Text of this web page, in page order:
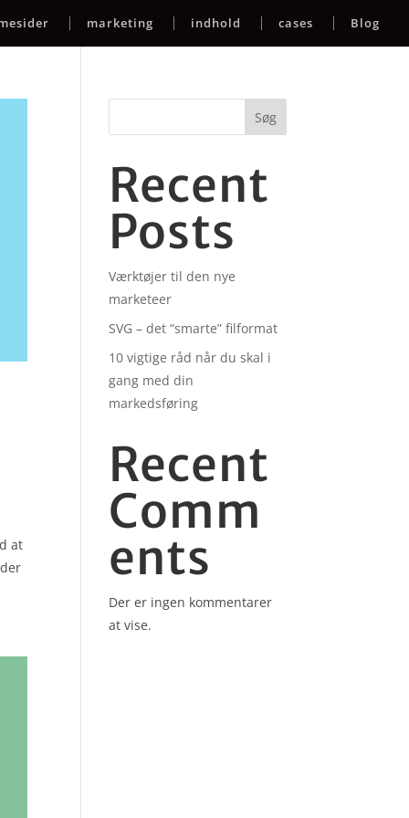
marketing indhold cases Blog
at
Søg
Recent
Posts
Værktøjer til den nye
marketeer
SVG – det “smarte” filformat
10 vigtige råd når du skal i
gang med din
markedsføring
Recent
Comm
ents
Der er ingen kommentarer
at vise.